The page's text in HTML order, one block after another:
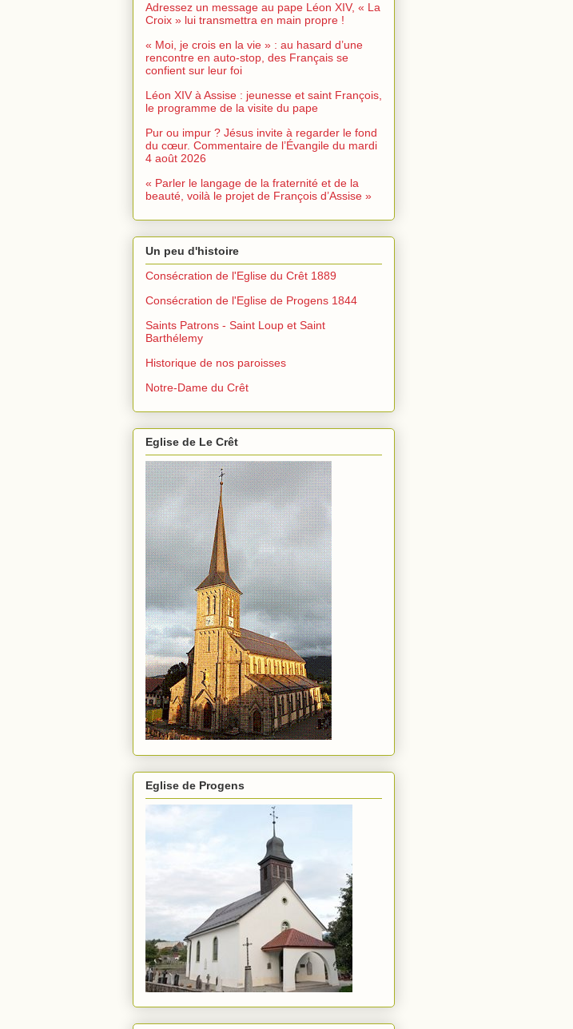
Adressez un message au pape Léon XIV, « La
Croix » lui transmettra en main propre !
« Moi, je crois en la vie » : au hasard d’une
rencontre en auto-stop, des Français se
confient sur leur foi
Léon XIV à Assise : jeunesse et saint François,
le programme de la visite du pape
Pur ou impur ? Jésus invite à regarder le fond
du cœur. Commentaire de l’Évangile du mardi
4 août 2026
« Parler le langage de la fraternité et de la
beauté, voilà le projet de François d’Assise »
Un peu d'histoire
Consécration de l'Eglise du Crêt 1889
Consécration de l'Eglise de Progens 1844
Saints Patrons - Saint Loup et Saint
Barthélemy
Historique de nos paroisses
Notre-Dame du Crêt
Eglise de Le Crêt
Eglise de Progens